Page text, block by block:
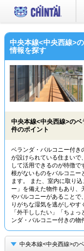
中央本線<中央西線>
情報を探す
中央本線<中央西線>の
件のポイント
ベランダ・バルコニー付き
が設けられている住まいで
して活用できるのが特徴で
根がないものをバルコニー
ます。 また、室内に取り
ー」を備えた物件もあり、
やバルコニーがあることで
りがちな湿気を逃がしやす
「外干ししたい」「ちょ
ンダ・バルコニー付きの物
中央本線<中央西線>の